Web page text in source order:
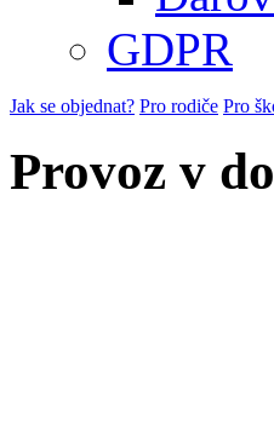
GDPR
Jak se objednat? Pro rodiče Pro
Provoz v